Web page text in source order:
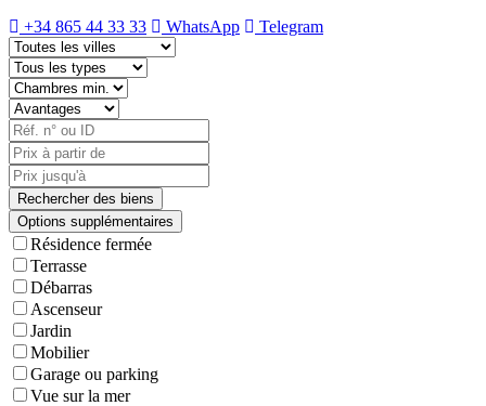
+34 865 44 33 33
WhatsApp Telegram
Options supplémentaires
Résidence fermée
Terrasse
Débarras
Ascenseur
Jardin
Mobilier
Garage ou parking
Vue sur la mer